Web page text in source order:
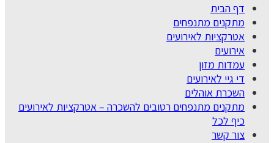
דף הבית
מתקנים מתנפחים
אטרקציות לאירועים
אירועים
עמדות מזון
די גיי לאירועים
השכרת אוהלים
מתקנים מתנפחים רטובים להשכרה – אטרקציות לאירועים
כיף לכל
צור קשר